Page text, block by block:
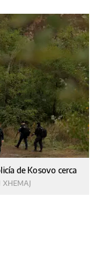
de Kosovo cerca
XHEMAJ